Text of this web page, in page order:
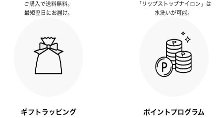
ご購入で送料無料。
最短翌日にお届け。
「リップストップナイロン」は
水洗いが可能。
ギフトラッピング ポイントプログラム